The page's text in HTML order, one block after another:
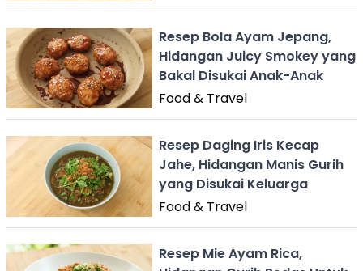
Resep Bola Ayam Jepang,
Hidangan Juicy Smokey yang
Bakal Disukai Anak-Anak
Food & Travel
Resep Daging Iris Kecap
Jahe, Hidangan Manis Gurih
yang Disukai Keluarga
Food & Travel
Resep Mie Ayam Rica,